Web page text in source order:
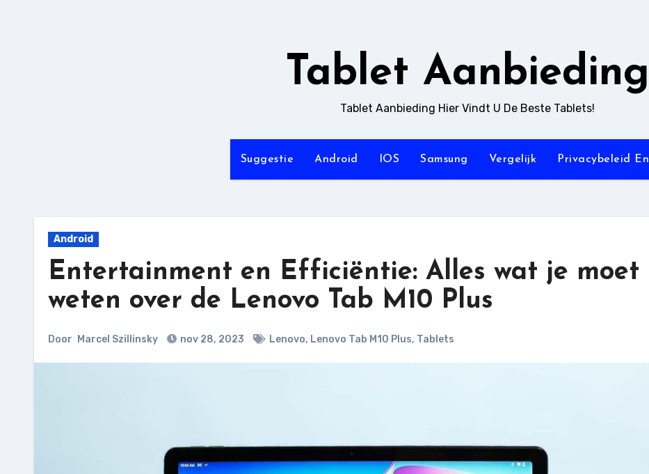
Tablet Aanbieding
Tablet Aanbieding Hier Vindt U De Beste Tablets!
Suggestie Android IOS Samsung Vergelijk Privacybeleid
Android
Entertainment en Efficiëntie: Alles wat je moet
weten over de Lenovo Tab M10 Plus
Door Marcel Szillinsky nov 28, 2023 Lenovo, Lenovo Tab M10 Plus, Tablets